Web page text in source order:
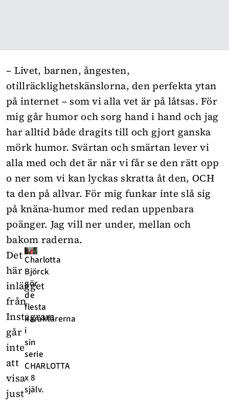
– Livet, barnen, ångesten,
otillräcklighetskänslorna, den perfekta ytan
på internet – som vi alla vet är på låtsas. För
mig går humor och sorg hand i hand och jag
har alltid både dragits till och gjort ganska
mörk humor. Svärtan och smärtan lever vi
alla med och det är när vi får se den rätt opp
o ner som vi kan lyckas skratta åt den, OCH
ta den på allvar. För mig funkar inte slå sig
på knäna-humor med redan uppenbara
poänger. Jag vill ner under, mellan och
bakom raderna.
Det
här
inlägget
från
Instagram
går
inte
att
visa
just
Charlotta
Björck
gör
de
flesta
karaktärerna
i
sin
serie
CHARLOTTA
x 8
själv.